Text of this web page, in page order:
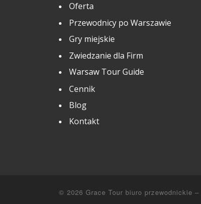
Oferta
Przewodnicy po Warszawie
Gry miejskie
Zwiedzanie dla Firm
Warsaw Tour Guide
Cennik
Blog
Kontakt
© 2026 Grace Tour biuro przewodnickie –